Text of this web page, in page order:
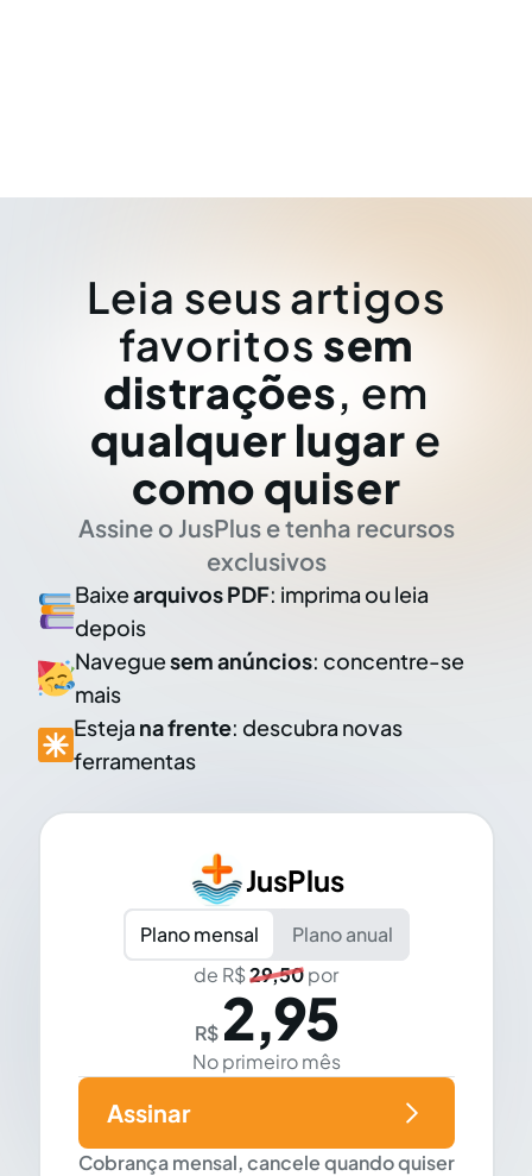
Leia seus artigos
favoritos sem
distrações, em
qualquer lugar e
como quiser
Assine o JusPlus e tenha recursos
exclusivos
Baixearquivos PDF: imprima ou leia
depois
Naveguesem anúncios: concentre-se
mais
Esteja na frente: descubra novas
ferramentas
JusPlus
Plano mensal
Plano anual
de R$29,50por
R$ 2,95
No primeiro mês
Cobrança mensal, cancele quando quiser
Assinar